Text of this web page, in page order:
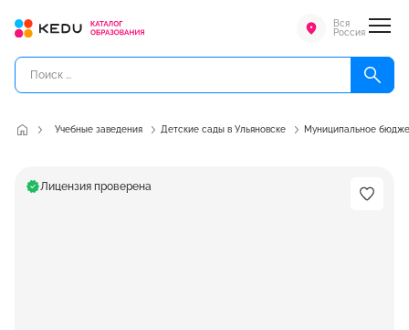
Вся
Россия
Учебные заведения Детские сады в Ульяновске Муниципальное
Лицензия проверена